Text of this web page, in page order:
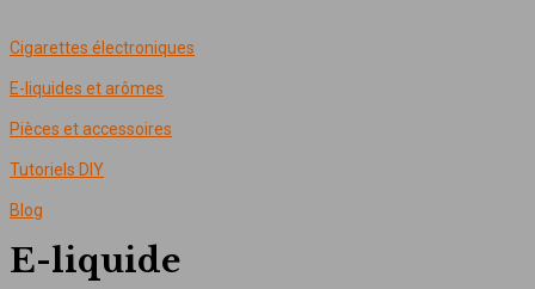
Cigarettes électroniques
E-liquides et arômes
Pièces et accessoires
Tutoriels DIY
Blog
E-liquide